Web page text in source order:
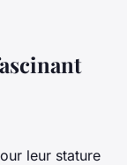
leur stature